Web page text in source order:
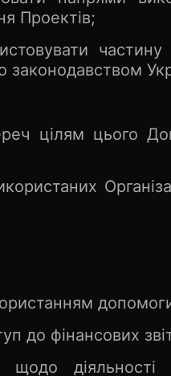
Проектів;
частину
законодавством
цілям цього
фінансових
діяльності